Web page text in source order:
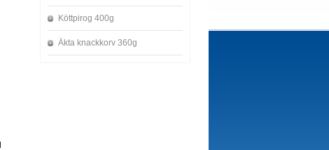
Köttpirog 400g
Äkta knackkorv 360g